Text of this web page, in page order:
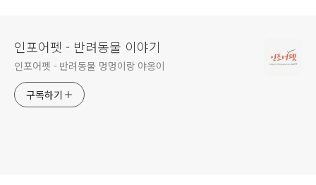
인포어펫 - 반려동물 이야기
인포어펫 - 반려동물 멍멍이랑 야옹이
구독하기